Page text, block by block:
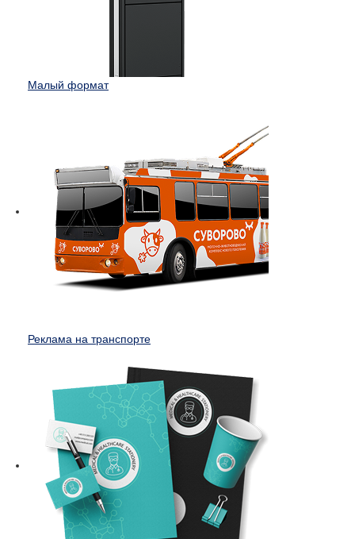
Малый формат
Реклама на транспорте